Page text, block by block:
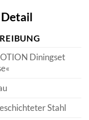
Diningset
Stahl